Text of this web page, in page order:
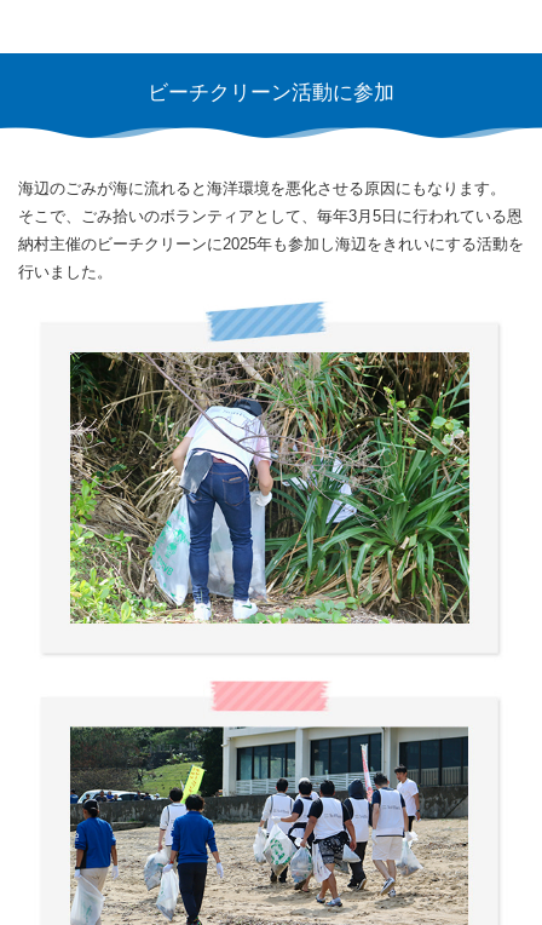
ビーチクリーン活動に参加
海辺のごみが海に流れると海洋環境を悪化させる原因にもなります。
そこで、ごみ拾いのボランティアとして、 毎年3月5日に行われている恩
納村主催のビーチクリーンに2025年も参加し海辺をきれいにする活動を
行いました。